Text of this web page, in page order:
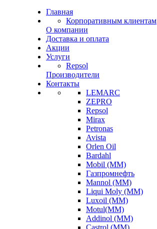
Главная
Корпоративным клиентам
О компании
Доставка и оплата
Акции
Услуги
Repsol
Производители
Контакты
LEMARC
ZEPRO
Repsol
Mirax
Petronas
Avista
Orlen Oil
Bardahl
Mobil (ММ)
Газпромнефть
Mannol (ММ)
Liqui Moly (ММ)
Luxoil (ММ)
Motul(ММ)
Addinol (ММ)
Castrol (ММ)